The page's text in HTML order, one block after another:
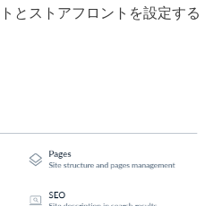
とストアフロントを設定する